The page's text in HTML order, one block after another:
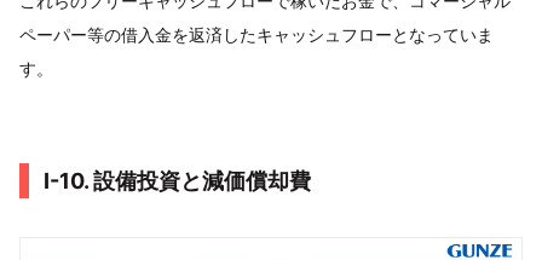
ペーパー等の借入金を返済したキャッシュフローとなっていま
す。
Ⅰ-10. 設備投資と減価償却費